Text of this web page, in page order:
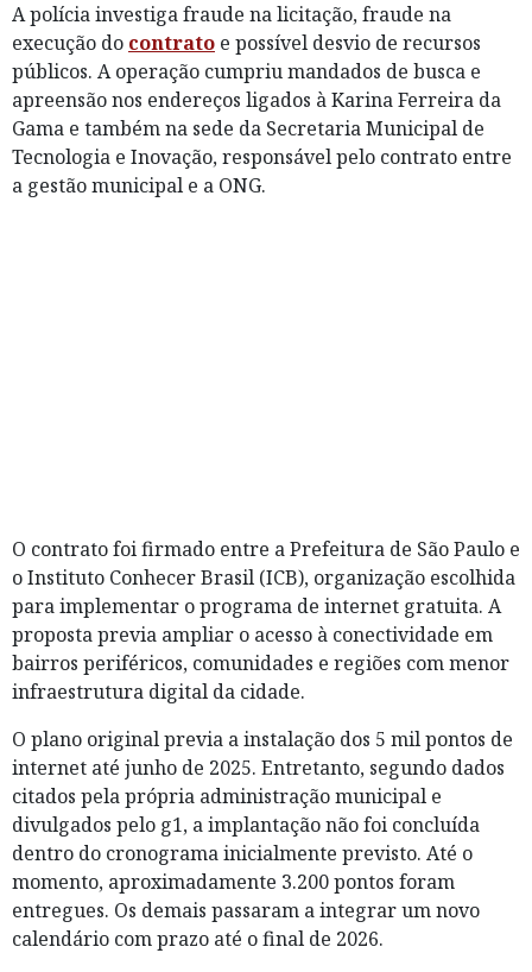
A polícia investiga fraude na licitação, fraude na
execução do contrato e possível desvio de recursos
públicos. A operação cumpriu mandados de busca e
apreensão nos endereços ligados à Karina Ferreira da
Gama e também na sede da Secretaria Municipal de
Tecnologia e Inovação, responsável pelo contrato entre
a gestão municipal e a ONG.
O contrato foi firmado entre a Prefeitura de São Paulo e
o Instituto Conhecer Brasil (ICB), organização escolhida
para implementar o programa de internet gratuita. A
proposta previa ampliar o acesso à conectividade em
bairros periféricos, comunidades e regiões com menor
infraestrutura digital da cidade.
O plano original previa a instalação dos 5 mil pontos de
internet até junho de 2025. Entretanto, segundo dados
citados pela própria administração municipal e
divulgados pelo g1, a implantação não foi concluída
dentro do cronograma inicialmente previsto. Até o
momento, aproximadamente 3.200 pontos foram
entregues. Os demais passaram a integrar um novo
calendário com prazo até o final de 2026.